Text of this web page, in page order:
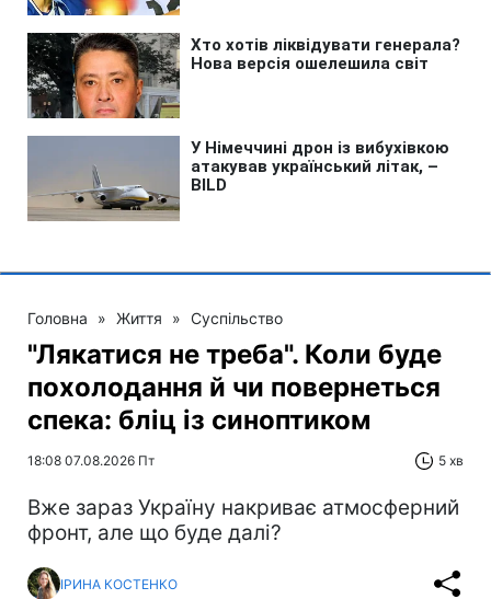
Головна » Життя » Суспільство
"Лякатися не треба". Коли буде
похолодання й чи повернеться
спека: бліц із синоптиком
18:08 07.08.2026 Пт 5 хв
Вже зараз Україну накриває атмосферний
фронт, але що буде далі?
ІРИНА КОСТЕНКО